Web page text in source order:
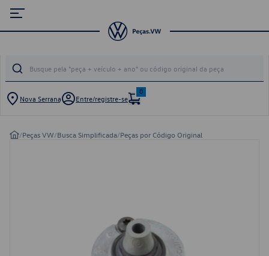
Nova Serrana Entre/registre-se
0
/Peças VW/Busca Simplificada/Peças por Código Original